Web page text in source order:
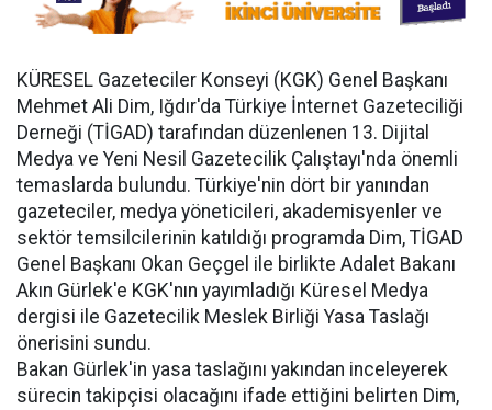
KÜRESEL Gazeteciler Konseyi (KGK) Genel Başkanı
Mehmet Ali Dim, Iğdır'da Türkiye İnternet Gazeteciliği
Derneği (TİGAD) tarafından düzenlenen 13. Dijital
Medya ve Yeni Nesil Gazetecilik Çalıştayı'nda önemli
temaslarda bulundu. Türkiye'nin dört bir yanından
gazeteciler, medya yöneticileri, akademisyenler ve
sektör temsilcilerinin katıldığı programda Dim, TİGAD
Genel Başkanı Okan Geçgel ile birlikte Adalet Bakanı
Akın Gürlek'e KGK'nın yayımladığı Küresel Medya
dergisi ile Gazetecilik Meslek Birliği Yasa Taslağı
önerisini sundu.
Bakan Gürlek'in yasa taslağını yakından inceleyerek
sürecin takipçisi olacağını ifade ettiğini belirten Dim,